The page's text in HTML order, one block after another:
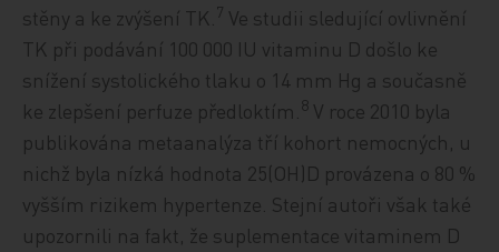
stěny a ke zvýšení TK. 7 Ve studii sledující ovlivnění
TK při podávání 100 000 IU vitaminu D došlo ke
snížení systolického tlaku o 14 mm Hg a současně
ke zlepšení perfuze předloktím. 8 V roce 2010 byla
publikována metaanalýza tří kohort nemocných, u
nichž byla nízká hodnota 25(OH)D provázena o 80 %
vyšším rizikem hypertenze. Stejní autoři však také
upozornili na fakt, že suplementace vitaminem D